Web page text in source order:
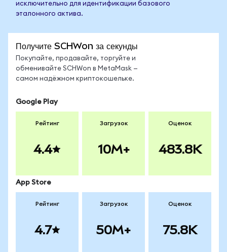
исключительно для идентификации базового
эталонного актива.
Получите SCHWon за секунды
Покупайте, продавайте, торгуйте и
обменивайте SCHWon в MetaMask —
самом надёжном криптокошельке.
Google Play
Рейтинг
4.4
Загрузок
10M+
Оценок
483.8K
App Store
Рейтинг
4.7
Загрузок
50M+
Оценок
75.8K